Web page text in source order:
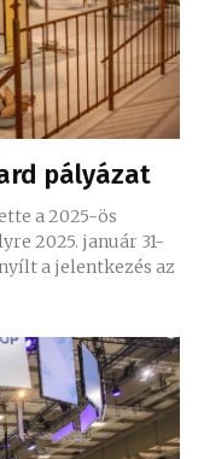
pályázat
a 2025-ös
2025. január 31-